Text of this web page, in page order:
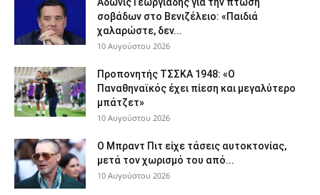
σοβάδων στο Βενιζέλειο: «Παιδιά
χαλαρώστε, δεν...
10 Αυγούστου 2026
Προπονητής ΤΣΣΚΑ 1948: «Ο
Παναθηναϊκός έχει πίεση και μεγαλύτερο
μπάτζετ»
10 Αυγούστου 2026
Ο Μπραντ Πιτ είχε τάσεις αυτοκτονίας,
μετά τον χωρισμό του από...
10 Αυγούστου 2026